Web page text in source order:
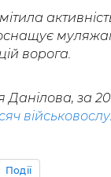
ворога.
за
Події